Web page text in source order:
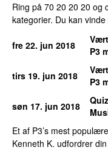
Ring på 70 20 20 20 og
kategorier. Du kan
fre 22. jun 2018
Vært
P3
tirs 19. jun 2018
Vært
P3
søn 17. jun 2018
Et af P3’s mest
Kenneth K. udfordrer